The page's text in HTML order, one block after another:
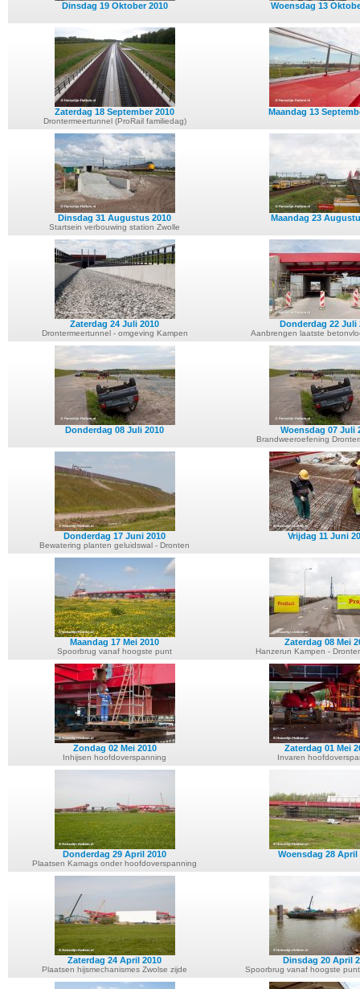
Dinsdag 19 Oktober 2010 Woensdag 13
Zaterdag 18 September 2010
Drontermeertunnel (ProRail familiedag)
Maandag 13
Dinsdag 31 Augustus 2010
Startsein verbouwing station Zwolle
Maandag 23
Zaterdag 24 Juli 2010
Drontermeertunnel - omgeving Kampen
Donderdag 22 Juli
Aanbrengen laatste
Donderdag 08 Juli 2010 Woensdag 07 Juli
Brandweeroefening
Donderdag 17 Juni 2010
Bewatering planten geluidswal - Dronten
Vrijdag 11 Juni
Maandag 17 Mei 2010
Spoorbrug vanaf hoogste punt
Zaterdag 08 Mei
Hanzerun Kampen -
Zondag 02 Mei 2010
Inhijsen hoofdoverspanning
Zaterdag 01 Mei
Invaren
Donderdag 29 April 2010
Plaatsen Kamags onder hoofdoverspanning
Woensdag 28 April
Zaterdag 24 April 2010
Plaatsen hijsmechanismes Zwolse zijde
Dinsdag 20 April
Spoorbrug vanaf hoogste